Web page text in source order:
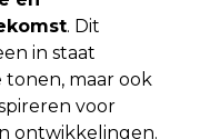
. Dit
in staat
maar ook
voor
ontwikkelingen.